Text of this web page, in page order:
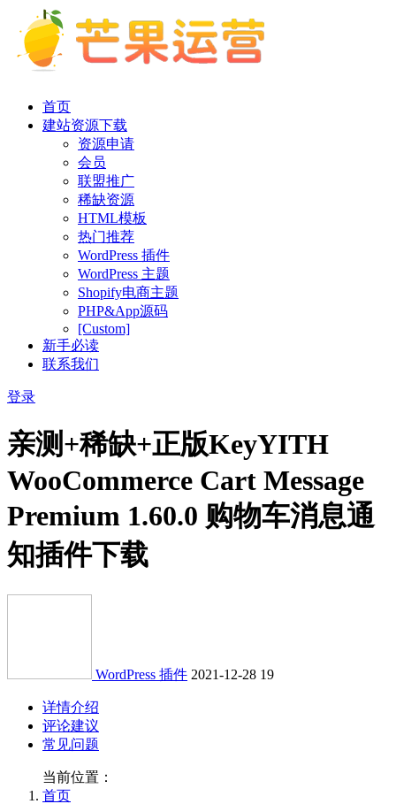
首页
建站资源下载
资源申请
会员
联盟推广
稀缺资源
HTML模板
热门推荐
WordPress 插件
WordPress 主题
Shopify电商主题
PHP&App源码
[Custom]
新手必读
联系我们
登录
亲测+稀缺+正版KeyYITH
WooCommerce Cart Message
Premium 1.60.0 购物车消息通
知插件下载
WordPress 插件 2021-12-28 19
详情介绍
评论建议
常见问题
当前位置：
首页